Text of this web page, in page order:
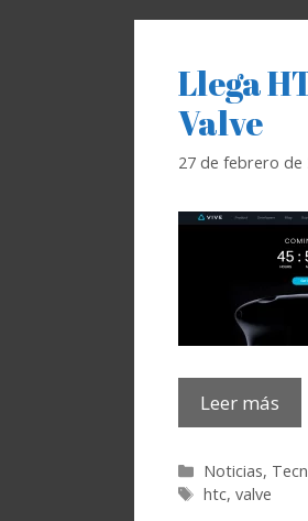
Llega
Valve
27 de febrero de
Leer más
Categorías
Noticias,
Etiquetas
htc,valve